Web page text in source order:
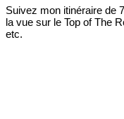
Suivez mon itinéraire de
la vue sur le Top of The
etc.